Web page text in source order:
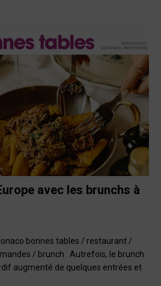
avec les brunchs à
bonnes tables / restaurant /
/ brunch Autrefois, le brunch
augmenté de quelques entrées et